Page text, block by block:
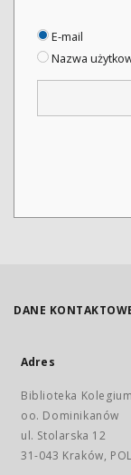
E-mail
Nazwa
DANE
Adres
Biblioteka
oo. Dominikanów
ul. Stolarska 12
31-043 Kraków,